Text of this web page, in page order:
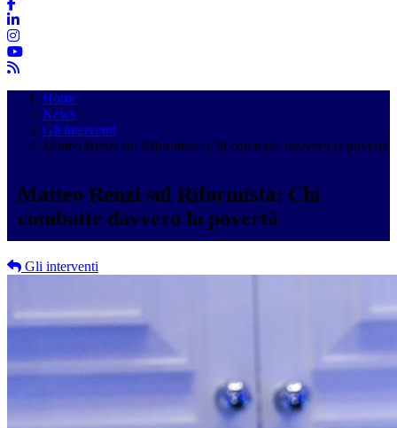
Home
News
Gli interventi
Matteo Renzi sul Riformista: Chi combatte davvero la povertà
Matteo Renzi sul Riformista: Chi
combatte davvero la povertà
Gli interventi